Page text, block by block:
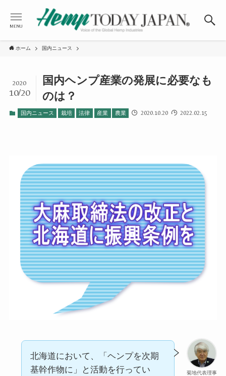
MENU
ホーム 国内ニュース
国内ヘンプ産業の発展に必要なも
のは？
2020
10/20
国内ニュース 栽培 法律 産業 農業 2020.10.20 2022.02.15
菊地代表理事
北海道において、「ヘンプを次期
基幹作物に」と活動を行ってい